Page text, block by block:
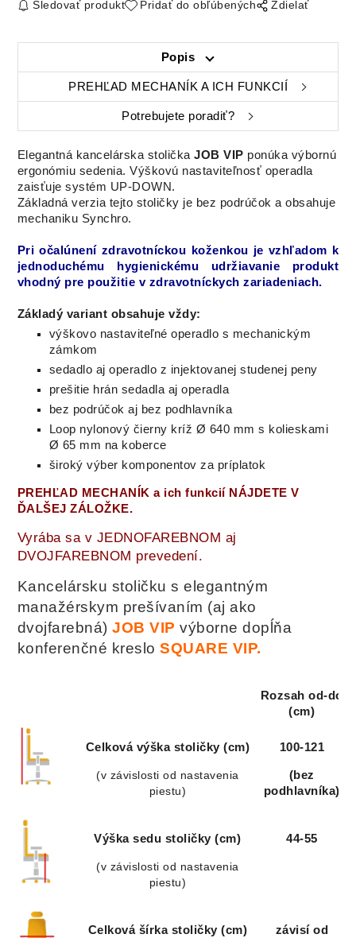
Sledovať produkt Pridať do obľúbených Zdielať
Popis
PREHĽAD MECHANÍK A ICH FUNKCIÍ
Potrebujete poradiť?
Elegantná kancelárska stoličkaJOB VIP ponúka výbornú
ergonómiu sedenia. Výškovú nastaviteľnosť operadla
zaisťuje systém UP-DOWN.
Základná verzia tejto stoličky je bez podrúčok a obsahuje
mechaniku Synchro.
Pri očalúnení zdravotníckou koženkou je vzhľadom
k
jednoduchému
hygienickému udržiavanie
produkt
vhodný pre použitie v zdravotníckych zariadeniach.
Základý variant obsahuje vždy:
výškovo nastaviteľné operadlo s mechanickým
zámkom
sedadlo aj operadlo z injektovanej studenej peny
prešitie hrán sedadla aj operadla
bez podrúčok aj bez podhlavníka
Loop nylonový čierny kríž Ø 640 mm s kolieskami
Ø 65 mm na koberce
široký výber komponentov za príplatok
PREHĽAD MECHANÍK a ich funkcií NÁJDETE V
ĎALŠEJ ZÁLOŽKE.
Vyrába sa v JEDNOFAREBNOM aj
DVOJFAREBNOM prevedení.
Kancelársku stoličku s elegantným
manažérskym prešívaním (aj ako
dvojfarebná)JOB VIP výborne dopĺňa
konferenčné kresloSQUARE VIP.
Rozsah od-do
(cm)
Celková výška stoličky (cm)
(v závislosti od nastavenia
piestu)
100-121
(bez
podhlavníka)
Výška sedu stoličky (cm)
(v závislosti od nastavenia
piestu)
44-55
Celková šírka stoličky (cm)
závisí od